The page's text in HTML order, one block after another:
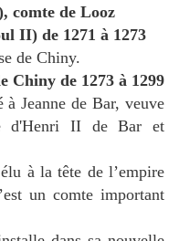
comte de Looz
II) de 1271 à 1273
de Chiny.
Chiny de 1273 à 1299
Jeanne de Bar, veuve
d'Henri II de Bar et
à la tête de l’empire
un comte important